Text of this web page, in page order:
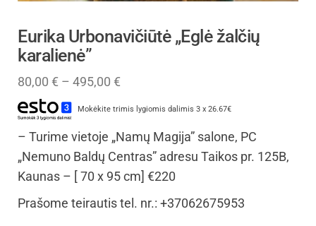
Eurika Urbonavičiūtė „Eglė žalčių
karalienė”
80,00 € – 495,00 €
Mokėkite trimis lygiomis dalimis 3 x 26.67€
– Turime vietoje „Namų Magija” salone, PC
„Nemuno Baldų Centras” adresu Taikos pr. 125B,
Kaunas – [ 70 x 95 cm] €220
Prašome teirautis tel. nr.: +37062675953